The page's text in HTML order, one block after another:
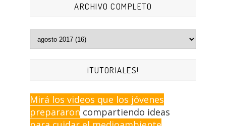
ARCHIVO COMPLETO
¡TUTORIALES!
Mirá los videos que los jóvenes
prepararon compartiendo ideas